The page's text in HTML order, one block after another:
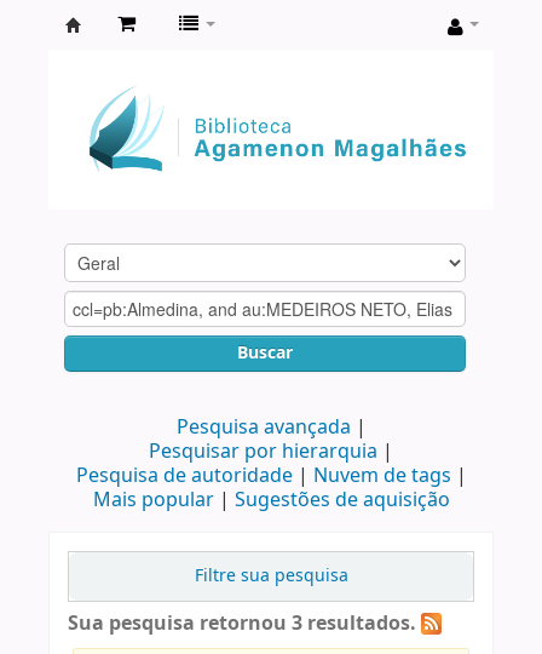
Agamenon
Magalhães
Buscar
Pesquisa avançada
Pesquisar por hierarquia
Pesquisa de autoridade
Nuvem de tags
Mais popular
Sugestões de aquisição
Filtre sua pesquisa
Sua pesquisa retornou 3 resultados.